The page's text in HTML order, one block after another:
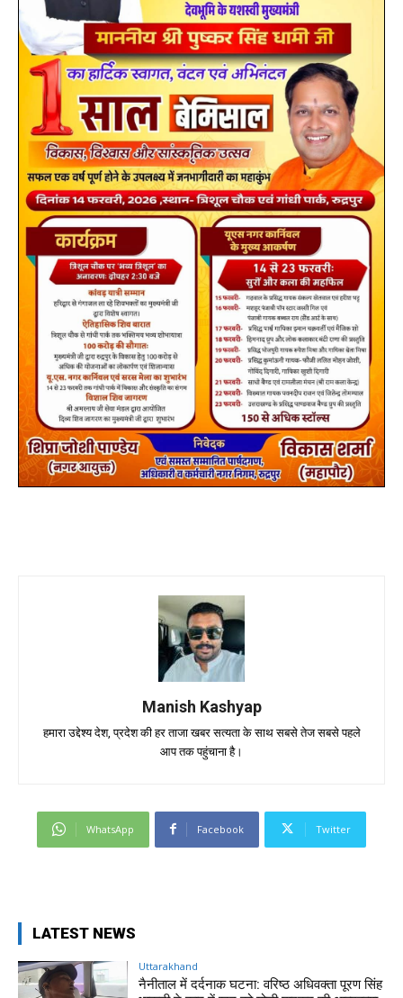
Manish Kashyap
हमारा उद्देश्य देश, प्रदेश की हर ताजा खबर सत्यता के साथ सबसे तेज सबसे पहले
आप तक पहुंचाना है।
WhatsApp Facebook Twitter
LATEST NEWS
Uttarakhand
नैनीताल में दर्दनाक घटना: वरिष्ठ अधिवक्ता पूरण सिंह